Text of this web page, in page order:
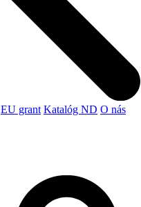
EU grant Katalóg ND O nás